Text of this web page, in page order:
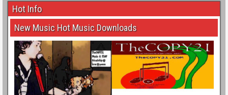
Hot Info
New Music Hot Music Downloads